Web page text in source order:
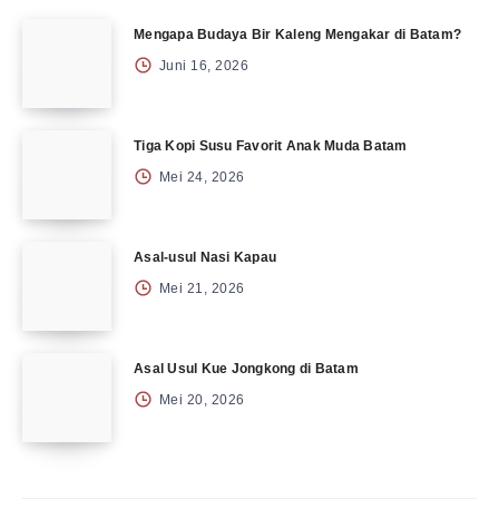
Mengapa Budaya Bir Kaleng Mengakar di Batam?
Juni 16, 2026
Tiga Kopi Susu Favorit Anak Muda Batam
Mei 24, 2026
Asal-usul Nasi Kapau
Mei 21, 2026
Asal Usul Kue Jongkong di Batam
Mei 20, 2026